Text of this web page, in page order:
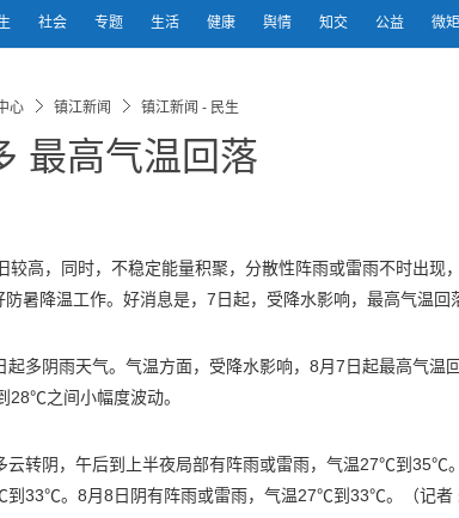
社会 专题 生活 健康 舆情 知交 公益 微
心 镇江新闻 镇江新闻 - 民生
最高气温回落
较高，同时，不稳定能量积聚，分散性阵雨或雷雨不时出现
暑降温工作。好消息是，7日起，受降水影响，最高气温回
起多阴雨天气。气温方面，受降水影响，8月7日起最高气温
之间小幅度波动。
云转阴，午后到上半夜局部有阵雨或雷雨，气温27℃到35℃
到33℃。8月8日阴有阵雨或雷雨，气温27℃到33℃。
（记者